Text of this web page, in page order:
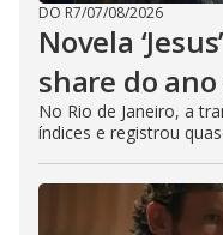
DO R7/07/08/2026
Novela
share do ano
No Rio de Janeiro, a
índices e registrou